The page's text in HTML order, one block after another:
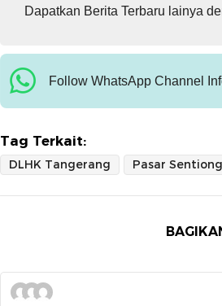
Dapatkan Berita Terbaru lainya
Follow WhatsApp Channel
Tag Terkait:
DLHK Tangerang